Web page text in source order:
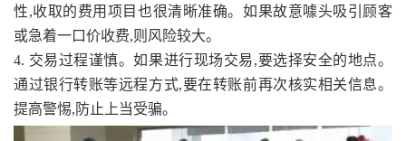
性,收取的费用项目也很清晰准确。如果故意噱头吸引顾客
或急着一口价收费,则风险较大。
4. 交易过程谨慎。如果进行现场交易,要选择安全的地点。
通过银行转账等远程方式,要在转账前再次核实相关信息。
提高警惕,防止上当受骗。